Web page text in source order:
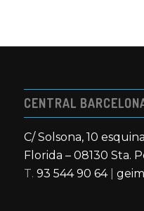
CENTRAL
C/ Solsona, 10
Florida – 08130 Sta.
T. 93 544 90 64|